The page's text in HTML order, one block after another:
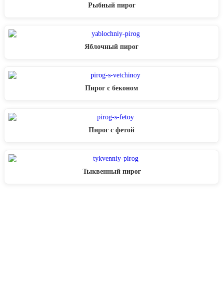
Рыбный пирог
Яблочный пирог
Пирог с беконом
Пирог с фетой
Тыквенный пирог